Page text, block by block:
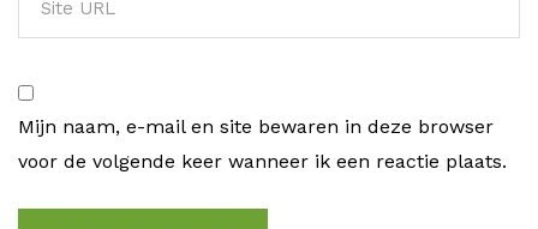
Mijn naam, e-mail en site bewaren in deze browser
voor de volgende keer wanneer ik een reactie plaats.